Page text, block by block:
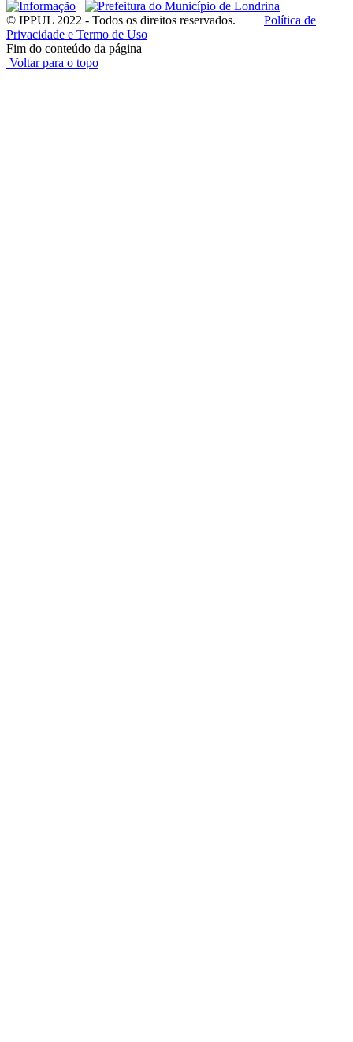
© IPPUL 2022 - Todos os direitos reservados. Política de
Privacidade e Termo de Uso
Fim do conteúdo da página
Voltar para o topo